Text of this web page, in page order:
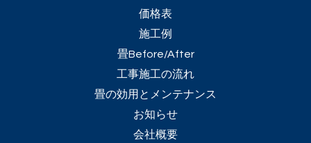
価格表
施工例
畳Before/After
工事施工の流れ
畳の効用とメンテナンス
お知らせ
会社概要